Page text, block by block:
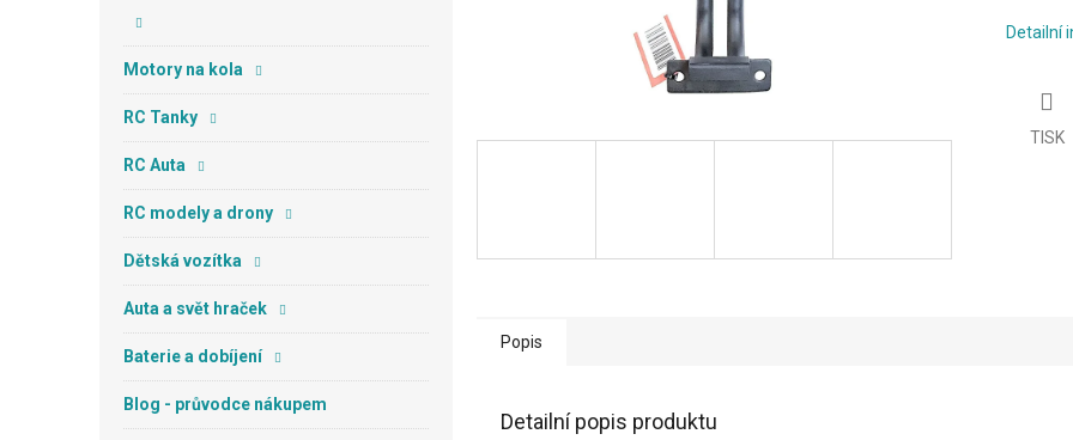
Motory na kola
RC Tanky
RC Auta
RC modely a drony
Dětská vozítka
Auta a svět hraček
Baterie a dobíjení
Blog - průvodce nákupem
Detailní
TISK
Popis
Detailní popis produktu